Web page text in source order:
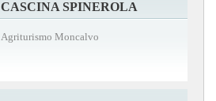
CASCINA SPINEROLA
Agriturismo Moncalvo